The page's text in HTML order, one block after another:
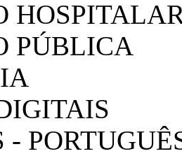
PÚBLICA
-